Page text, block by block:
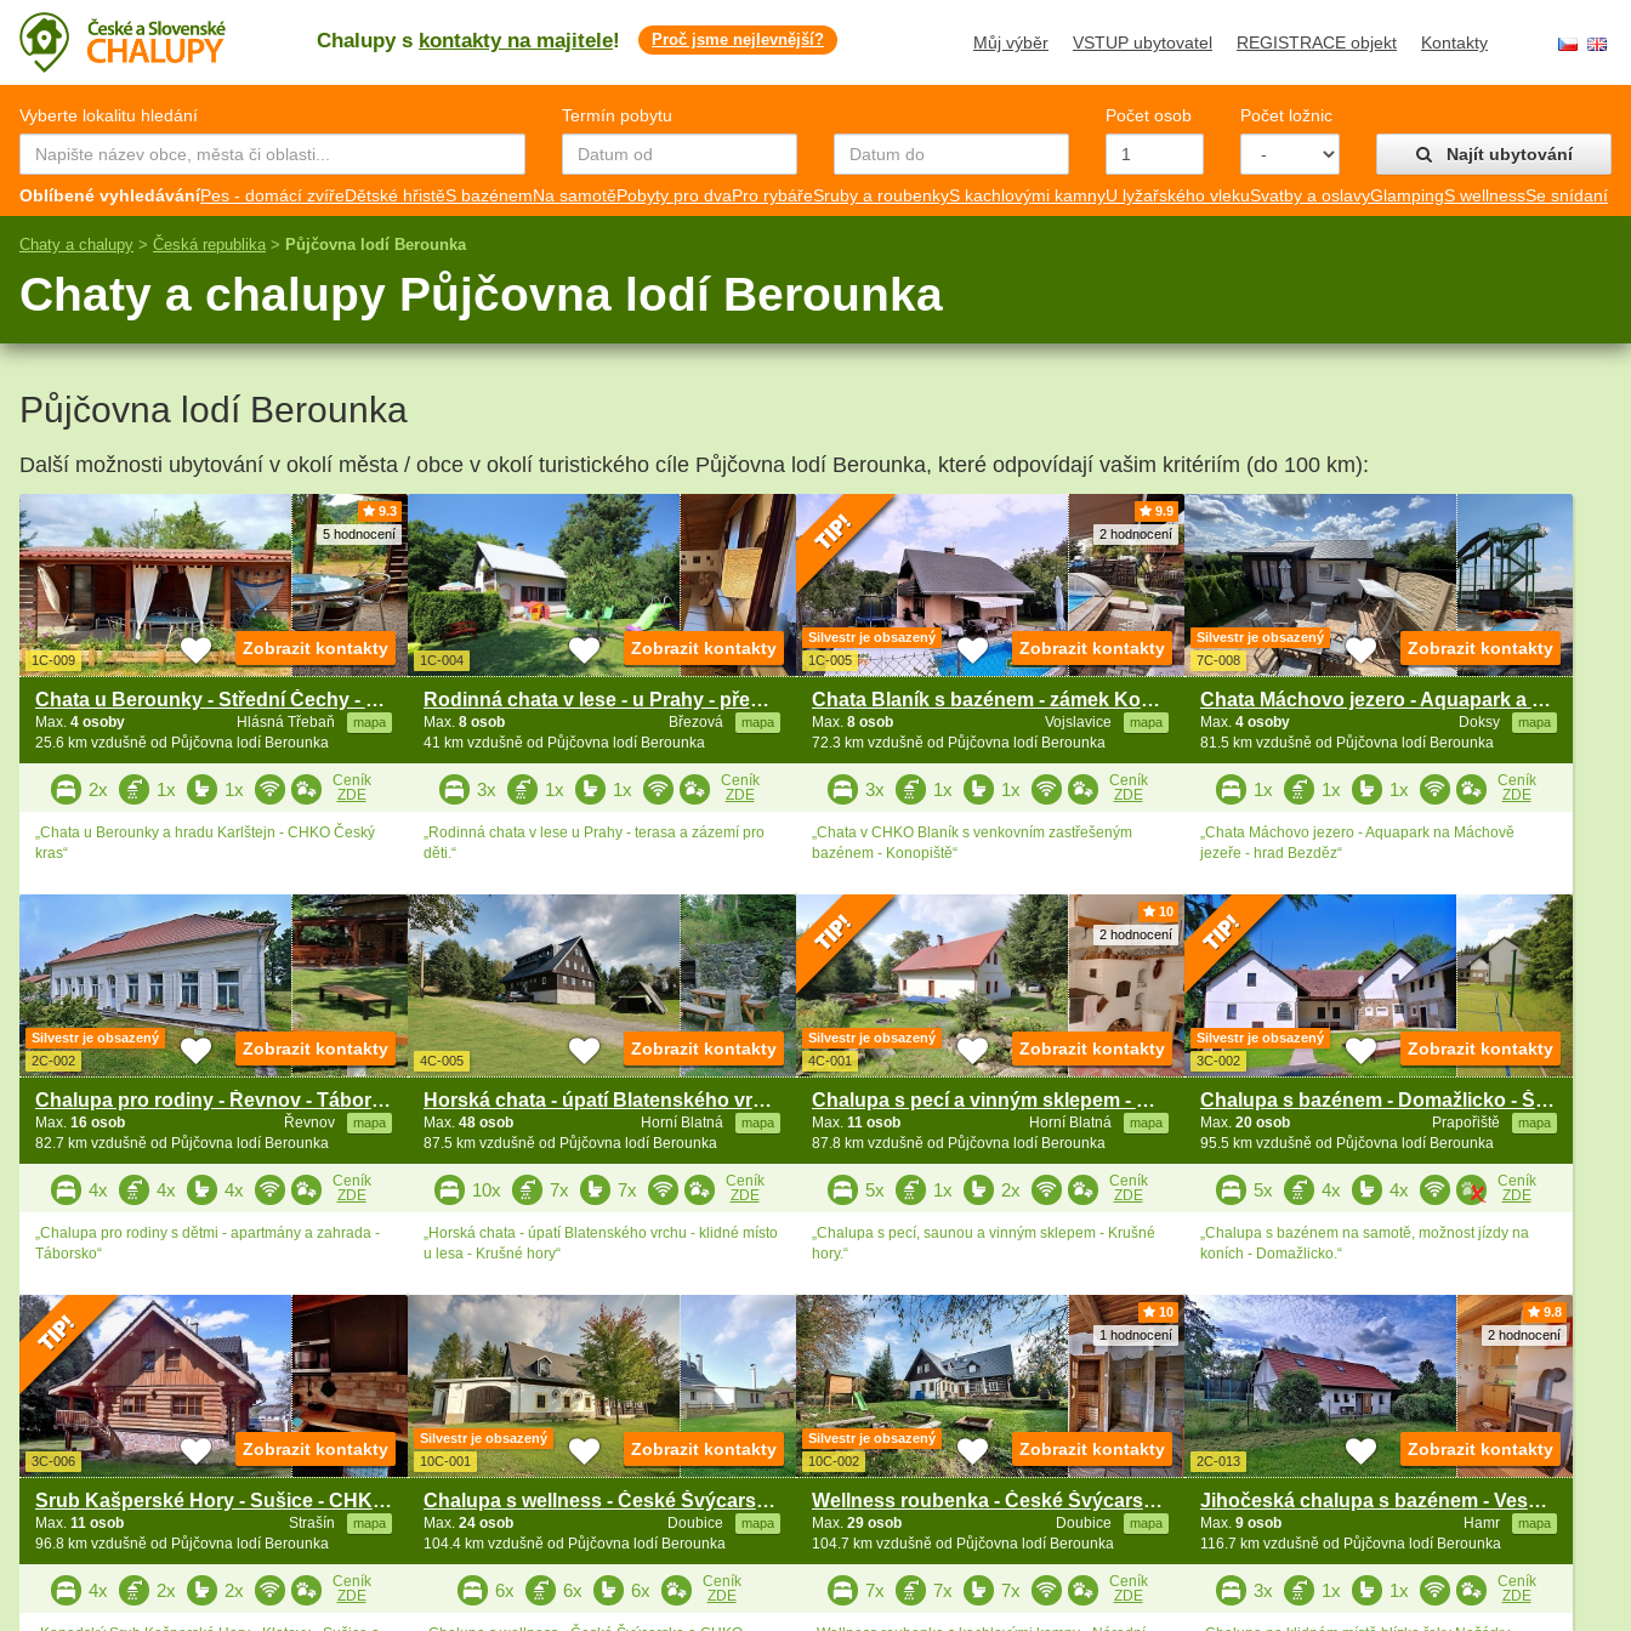
Chalupy s kontakty na majitele! Proč jsme nejlevnější? Můj výběr VSTUP ubytovatel REGISTRACE objekt Kontakty
CZ EN
Vyberte lokalitu hledání Termín pobytu Počet osob
Počet ložnic
Najít ubytování
Oblíbené vyhledáváníPes - domácí zvířeDětské hřistěS bazénemNa samotěPobyty pro dvaPro rybářeSruby a roubenkyS kachlovými kamnyU lyžařského vlekuSvatby a oslavyGlampingS wellnessSe snídaní
Chaty a chalupy > Česká republika > Půjčovna lodí Berounka
Chaty a chalupy Půjčovna lodí Berounka
Půjčovna lodí Berounka
Další možnosti ubytování v okolí města / obce v okolí turistického cíle Půjčovna lodí Berounka, které odpovídají vašim kritériím (do 100 km):
9.3
5 hodnocení
1C-009
Chata u Berounky - Střední Čechy - Karlštejn
Hlásná Třebaň mapa
Max. 4 osoby
25.6 km vzdušně od Půjčovna lodí Berounka
Zobrazit kontakty
2x 1x 1x
Ceník
ZDE
„Chata u Berounky a hradu Karlštejn - CHKO Český
kras“
1C-004
Rodinná chata v lese - u Prahy - přehrada Vrané
Březová mapa
Max. 8 osob
41 km vzdušně od Půjčovna lodí Berounka
Zobrazit kontakty
3x 1x 1x
Ceník
ZDE
„Rodinná chata v lese u Prahy - terasa a zázemí pro
děti.“
9.9
2 hodnocení
Silvestr je obsazený
1C-005
Chata Blaník s bazénem - zámek Konopiště
Vojslavice mapa
Max. 8 osob
72.3 km vzdušně od Půjčovna lodí Berounka
Zobrazit kontakty
3x 1x 1x
Ceník
ZDE
„Chata v CHKO Blaník s venkovním zastřešeným
bazénem - Konopiště“
Silvestr je obsazený
7C-008
Chata Máchovo jezero - Aquapark a hrad Bezděz
Doksy mapa
Max. 4 osoby
81.5 km vzdušně od Půjčovna lodí Berounka
Zobrazit kontakty
1x 1x 1x
Ceník
ZDE
„Chata Máchovo jezero - Aquapark na Máchově
jezeře - hrad Bezděz“
Silvestr je obsazený
2C-002
Chalupa pro rodiny - Řevnov - Táborsko
Řevnov mapa
Max. 16 osob
82.7 km vzdušně od Půjčovna lodí Berounka
Zobrazit kontakty
4x 4x 4x
Ceník
ZDE
„Chalupa pro rodiny s dětmi - apartmány a zahrada -
Táborsko“
4C-005
Horská chata - úpatí Blatenského vrchu - Abertamy
Horní Blatná mapa
Max. 48 osob
87.5 km vzdušně od Půjčovna lodí Berounka
Zobrazit kontakty
10x 7x 7x
Ceník
ZDE
„Horská chata - úpatí Blatenského vrchu - klidné místo
u lesa - Krušné hory“
10
2 hodnocení
Silvestr je obsazený
4C-001
Chalupa s pecí a vinným sklepem - Krušné hory
Horní Blatná mapa
Max. 11 osob
87.8 km vzdušně od Půjčovna lodí Berounka
Zobrazit kontakty
5x 1x 2x
Ceník
ZDE
„Chalupa s pecí, saunou a vinným sklepem - Krušné
hory.“
Silvestr je obsazený
3C-002
Chalupa s bazénem - Domažlicko - Šumava
Prapořiště mapa
Max. 20 osob
95.5 km vzdušně od Půjčovna lodí Berounka
Zobrazit kontakty
5x 4x 4x
Ceník
ZDE
„Chalupa s bazénem na samotě, možnost jízdy na
koních - Domažlicko.“
3C-006
Srub Kašperské Hory - Sušice - CHKO Šumava
Strašín mapa
Max. 11 osob
96.8 km vzdušně od Půjčovna lodí Berounka
Zobrazit kontakty
4x 2x 2x
Ceník
ZDE
Silvestr je obsazený
10C-001
Chalupa s wellness - České Švýcarsko a Lužické hory
Doubice mapa
Max. 24 osob
104.4 km vzdušně od Půjčovna lodí Berounka
Zobrazit kontakty
6x 6x 6x
Ceník
ZDE
10
1 hodnocení
Silvestr je obsazený
10C-002
Wellness roubenka - České Švýcarsko - Lužické hory
Doubice mapa
Max. 29 osob
104.7 km vzdušně od Půjčovna lodí Berounka
Zobrazit kontakty
7x 7x 7x
Ceník
ZDE
9.8
2 hodnocení
2C-013
Jihočeská chalupa s bazénem - Veselí nad Lužnicí
Hamr mapa
Max. 9 osob
116.7 km vzdušně od Půjčovna lodí Berounka
Zobrazit kontakty
3x 1x 1x
Ceník
ZDE